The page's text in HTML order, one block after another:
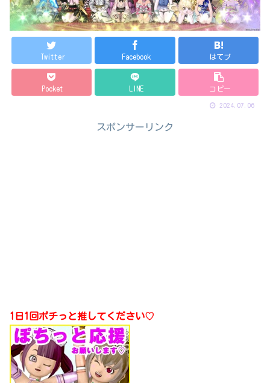
Twitter Facebook はてブ
Pocket LINE コピー
2024.07.06
スポンサーリンク
1日1回ポチっと推してください♡